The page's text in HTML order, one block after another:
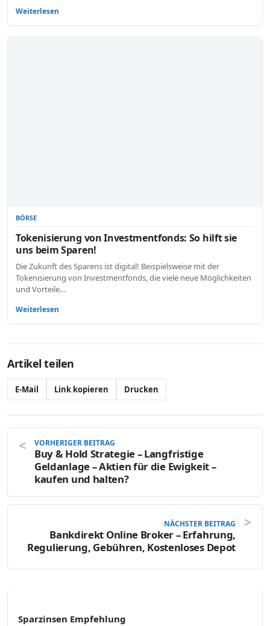
Weiterlesen
BÖRSE
Tokenisierung von Investmentfonds: So hilft sie
uns beim Sparen!
Die Zukunft des Sparens ist digital! Beispielsweise mit der
Tokenisierung von Investmentfonds, die viele neue Möglichkeiten
und Vorteile…
Weiterlesen
Artikel teilen
E-Mail Link kopieren Drucken
VORHERIGER BEITRAG
Buy & Hold Strategie – Langfristige
Geldanlage – Aktien für die Ewigkeit –
kaufen und halten?
NÄCHSTER BEITRAG
Bankdirekt Online Broker – Erfahrung,
Regulierung, Gebühren, Kostenloses Depot
Sparzinsen Empfehlung